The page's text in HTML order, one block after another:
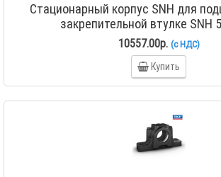
Стационарный корпус SNH для
закрепительной втулке SNH
10557.00р. (с НДС)
Купить